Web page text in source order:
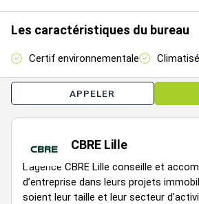
3 Bureaux 805 Immédiate
RDC Bureaux 225
Régime Fiscal : T.V.A.
Dépôt de garantie : 3 mois de loyer HT/
Paiement Loyer : trimestriel
Honoraires : 15% HT du loyer annuel
Les caractéristiques du bureau
Certif environnementale Climatisé
APPELER
CBRE Lille
L’agence CBRE Lille conseille et
d’entreprise dans leurs projets
soient leur taille et leur secteur